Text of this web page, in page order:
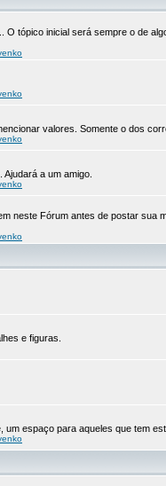
tópico inicial será sempre o de
valores. Somente o dos
a um amigo.
neste Fórum antes de postar sua
e figuras.
espaço para aqueles que tem